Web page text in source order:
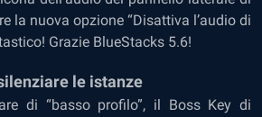
la nuova opzione “Disattiva l’audio di
Grazie BlueStacks 5.6!
le istanze
di “basso profilo”, il Boss Key di